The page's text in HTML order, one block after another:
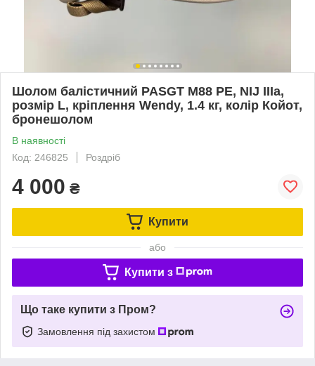
Шолом балістичний PASGT M88 PE, NIJ IIIa,
розмір L, кріплення Wendy, 1.4 кг, колір Койот,
бронешолом
В наявності
Код: 246825
Роздріб
4 000 ₴
Купити
або
Купити з
Що таке купити з Пром?
Замовлення під захистом